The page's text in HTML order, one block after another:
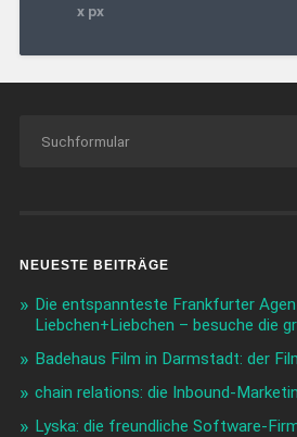
xpx
NEUESTE BEITRÄGE
Die entspannteste Frankfurter
Liebchen+Liebchen – besuche die
Badehaus Film in Darmstadt: der
chain relations: die Inbound-
Lyska: die freundliche Software-